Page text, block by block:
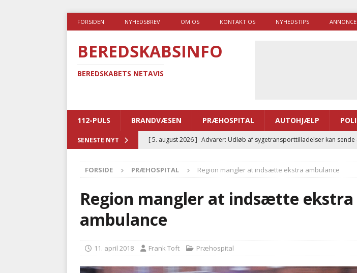
FORSIDEN NYHEDSBREV OM OS KONTAKT OS NYHEDSTIPS
BEREDSKABSINFO
BEREDSKABETS NETAVIS
112-PULS BRANDVÆSEN PRÆHOSPITAL AUTOHJÆLP
SENESTE NYT [ 5. august 2026 ] Advarer: Udløb af sygetransporttilladelser kan sende
[ 5. august 2026 ] Ny ambulance og el-sygetransportvogn til Samsø
[ 4. august 2026 ]
Brandvæsenerne brugte lidt længere tid på at komme
BRANDVÆSEN
[ 4. august 2026 ]
FORSIDE PRÆHOSPITAL Region mangler at indsætte ekstra ambulance
Region mangler at indsætte ekstra
ambulance
11. april 2018 Frank Toft Præhospital